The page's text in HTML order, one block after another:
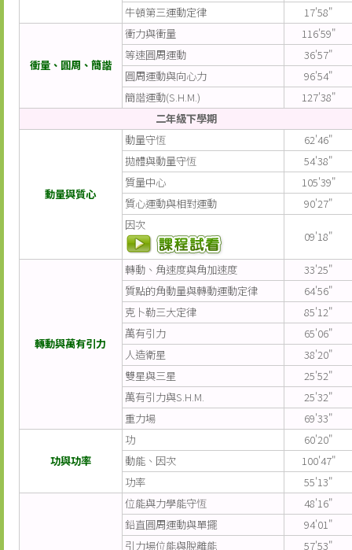
牛頓第三運動定律
17'58"
衝量、圓周、簡諧
衝力與衝量
116'59"
等速圓周運動
36'57"
圓周運動與向心力
96'54"
簡諧運動(S.H.M.)
127'38"
二年級下學期
動量與質心
動量守恆
62'46"
拋體與動量守恆
54'38"
質量中心
105'39"
質心運動與相對運動
90'27"
因次
09'18"
轉動與萬有引力
轉動、角速度與角加速度
33'25"
質點的角動量與轉動運動定律
64'56"
克卜勒三大定律
85'12"
萬有引力
65'06"
人造衛星
38'20"
雙星與三星
25'52"
萬有引力與S.H.M.
25'32"
重力場
69'33"
功與功率
功
60'20"
動能、因次
100'47"
功率
55'13"
位能與力學能守恆
48'16"
鉛直圓周運動與單擺
94'01"
引力場位能與脫離能
57'53"